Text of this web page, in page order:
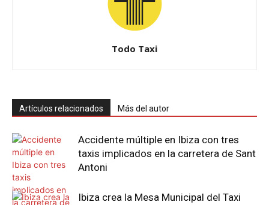
Todo Taxi
Artículos relacionados Más del autor
Accidente múltiple en Ibiza con tres
taxis implicados en la carretera de Sant
Antoni
Ibiza crea la Mesa Municipal del Taxi